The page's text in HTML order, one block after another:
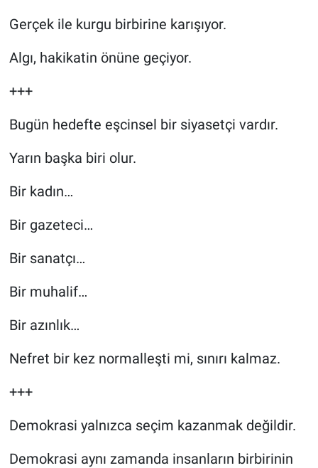
Gerçek ile kurgu birbirine karışıyor.
Algı, hakikatin önüne geçiyor.
+++
Bugün hedefte eşcinsel bir siyasetçi vardır.
Yarın başka biri olur.
Bir kadın…
Bir gazeteci…
Bir sanatçı…
Bir muhalif…
Bir azınlık…
Nefret bir kez normalleşti mi, sınırı kalmaz.
+++
Demokrasi yalnızca seçim kazanmak değildir.
Demokrasi aynı zamanda insanların birbirinin